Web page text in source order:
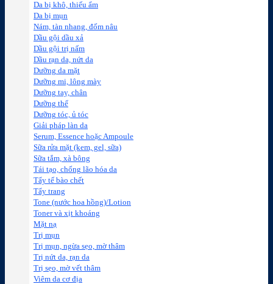
Da bị khô, thiếu ẩm
Da bị mụn
Nám, tàn nhang, đốm nâu
Dầu gội dầu xả
Dầu gội trị nấm
Dầu rạn da, nứt da
Dưỡng da mặt
Dưỡng mi, lông mày
Dưỡng tay, chân
Dưỡng thể
Dưỡng tóc, ủ tóc
Giải pháp làn da
Serum, Essence hoặc Ampoule
Sữa rửa mặt (kem, gel, sữa)
Sữa tắm, xà bông
Tái tạo, chống lão hóa da
Tẩy tế bào chết
Tẩy trang
Tone (nước hoa hồng)/Lotion
Toner và xịt khoáng
Mặt nạ
Trị mụn
Trị mụn, ngừa sẹo, mờ thâm
Trị nứt da, rạn da
Trị sẹo, mờ vết thâm
Viêm da cơ địa